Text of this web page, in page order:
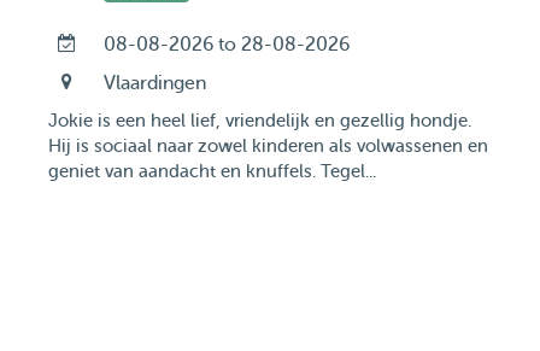
08-08-2026 to 28-08-2026
Vlaardingen
Jokie is een heel lief, vriendelijk en gezellig hondje.
Hij is sociaal naar zowel kinderen als volwassenen en
geniet van aandacht en knuffels. Tegel...